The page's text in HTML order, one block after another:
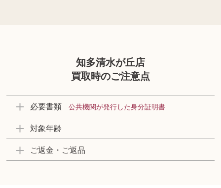
知多清水が丘店
買取時のご注意点
必要書類 公共機関が発行した身分証明書
対象年齢
ご返金・ご返品